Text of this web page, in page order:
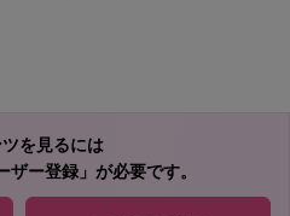
を見るには
ザー登録」が必要です。